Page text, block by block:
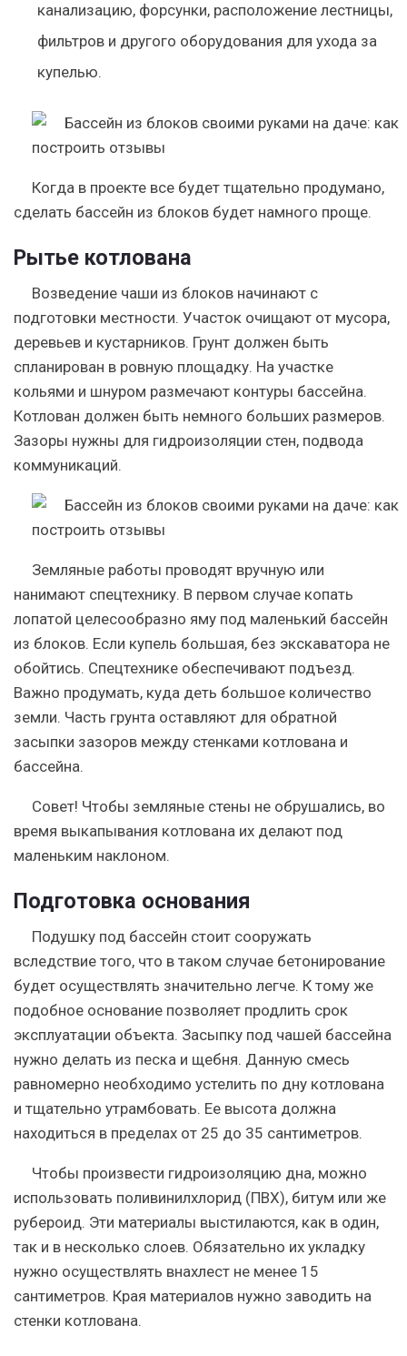
канализацию, форсунки, расположение лестницы,
фильтров и другого оборудования для ухода за
купелью.
Когда в проекте все будет тщательно продумано,
сделать бассейн из блоков будет намного проще.
Рытье котлована
Возведение чаши из блоков начинают с
подготовки местности. Участок очищают от мусора,
деревьев и кустарников. Грунт должен быть
спланирован в ровную площадку. На участке
кольями и шнуром размечают контуры бассейна.
Котлован должен быть немного больших размеров.
Зазоры нужны для гидроизоляции стен, подвода
коммуникаций.
Земляные работы проводят вручную или
нанимают спецтехнику. В первом случае копать
лопатой целесообразно яму под маленький бассейн
из блоков. Если купель большая, без экскаватора не
обойтись. Спецтехнике обеспечивают подъезд.
Важно продумать, куда деть большое количество
земли. Часть грунта оставляют для обратной
засыпки зазоров между стенками котлована и
бассейна.
Совет! Чтобы земляные стены не обрушались, во
время выкапывания котлована их делают под
маленьким наклоном.
Подготовка основания
Подушку под бассейн стоит сооружать
вследствие того, что в таком случае бетонирование
будет осуществлять значительно легче. К тому же
подобное основание позволяет продлить срок
эксплуатации объекта. Засыпку под чашей бассейна
нужно делать из песка и щебня. Данную смесь
равномерно необходимо устелить по дну котлована
и тщательно утрамбовать. Ее высота должна
находиться в пределах от 25 до 35 сантиметров.
Чтобы произвести гидроизоляцию дна, можно
использовать поливинилхлорид (ПВХ), битум или же
рубероид. Эти материалы выстилаются, как в один,
так и в несколько слоев. Обязательно их укладку
нужно осуществлять внахлест не менее 15
сантиметров. Края материалов нужно заводить на
стенки котлована.